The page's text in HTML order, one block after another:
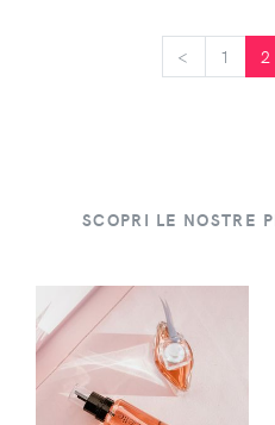
< 1 2
SCOPRI LE NOSTRE